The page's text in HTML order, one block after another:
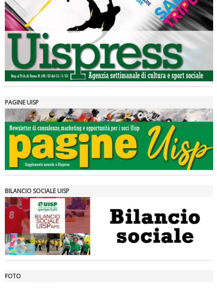
Luglio 2026: "Pensando con i piedi, si possono fare le
rivoluzioni"
Tiziano Pesce a Radio InBlu2000 traccia il bilancio della stagione
Ddl Lobby, Uisp: “Il Parlamento valorizzi le nostre specificità"
PAGINE UISP
BILANCIO SOCIALE UISP
FOTO